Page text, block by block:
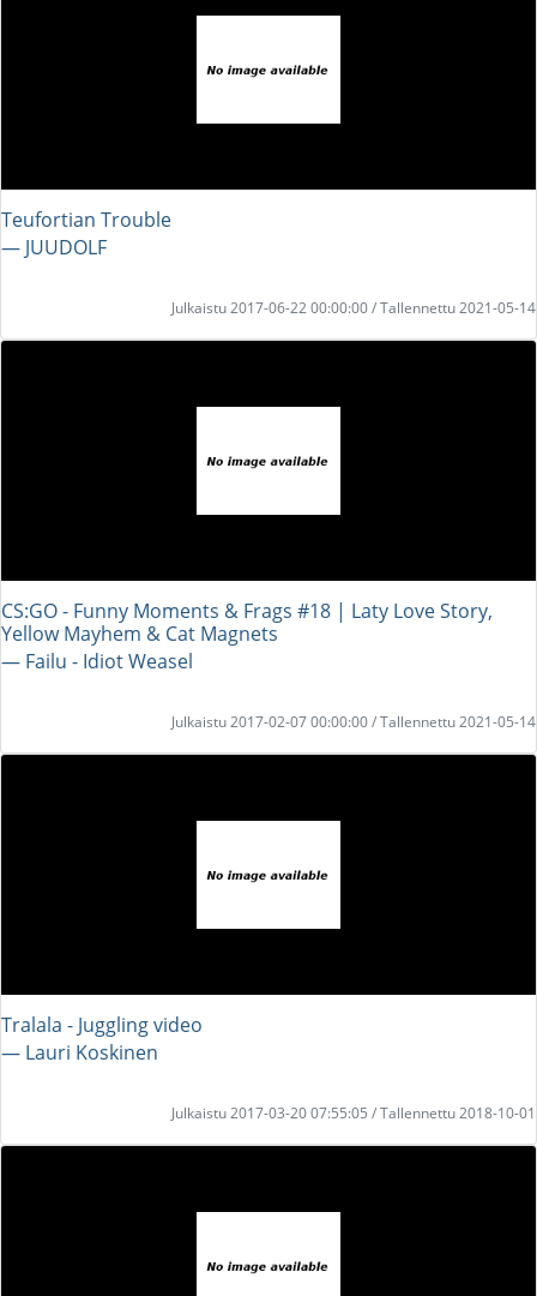
Teufortian Trouble
― JUUDOLF
Julkaistu 2017-06-22 00:00:00 / Tallennettu 2021-05-14
CS:GO - Funny Moments & Frags #18 | Laty Love Story,
Yellow Mayhem & Cat Magnets
― Failu - Idiot Weasel
Julkaistu 2017-02-07 00:00:00 / Tallennettu 2021-05-14
Tralala - Juggling video
― Lauri Koskinen
Julkaistu 2017-03-20 07:55:05 / Tallennettu 2018-10-01